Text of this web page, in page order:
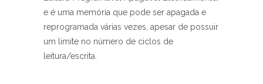
e é uma memória que pode ser apagada e
reprogramada várias vezes, apesar de possuir
um limite no número de ciclos de
leitura/escrita.